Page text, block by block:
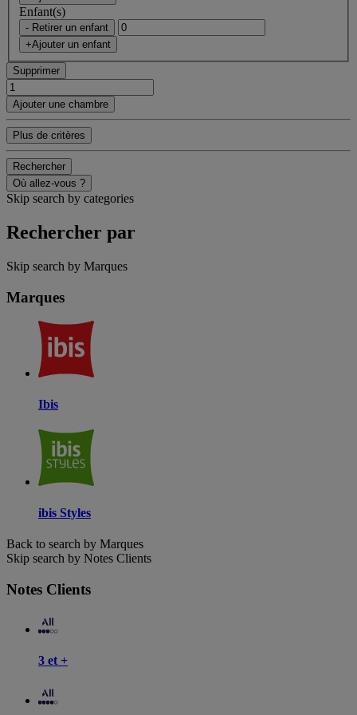
Enfant(s)
- Retirer un enfant
+Ajouter un enfant
Supprimer
Ajouter une chambre
Plus de critères
Rechercher
Où allez-vous ?
Skip search by categories
Rechercher par
Skip search by Marques
Marques
Ibis
ibis Styles
Back to search by Marques
Skip search by Notes Clients
Notes Clients
3 et +